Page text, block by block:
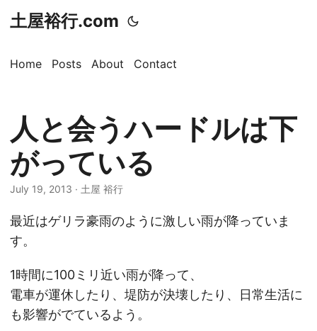
土屋裕行.com
Home Posts About Contact
人と会うハードルは下
がっている
July 19, 2013 · 土屋 裕行
最近はゲリラ豪雨のように激しい雨が降っていま
す。
1時間に100ミリ近い雨が降って、
電車が運休したり、堤防が決壊したり、日常生活に
も影響がでているよう。